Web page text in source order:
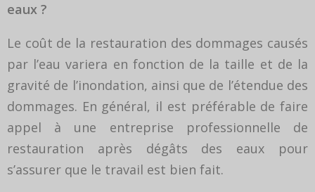
eaux ?
Le coût de la restauration des dommages causés
par l’eau variera en fonction de la taille et de la
gravité de l’inondation, ainsi que de l’étendue des
dommages. En général, il est préférable de faire
appel à une entreprise professionnelle de
restauration après dégâts des eaux pour
s’assurer que le travail est bien fait.